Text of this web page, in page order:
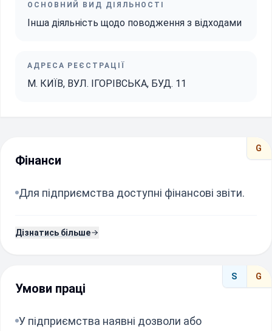
ОСНОВНИЙ ВИД ДІЯЛЬНОСТІ
Інша діяльність щодо поводження з відходами
АДРЕСА РЕЄСТРАЦІЇ
М. КИЇВ, ВУЛ. ІГОРІВСЬКА, БУД. 11
G
Фінанси
Для підприємства доступні фінансові звіти.
Дізнатись більше
S G
Умови праці
У підприємства наявні дозволи або